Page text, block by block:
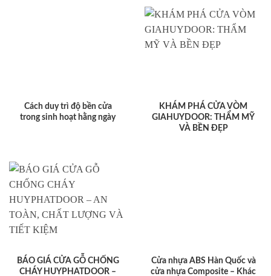
Cách duy trì độ bền cửa
trong sinh hoạt hằng ngày
KHÁM PHÁ CỬA VÒM
GIAHUYDOOR: THẨM MỸ
VÀ BỀN ĐẸP
BÁO GIÁ CỬA GỖ CHỐNG
CHÁY HUYPHATDOOR –
Cửa nhựa ABS Hàn Quốc và
cửa nhựa Composite – Khác